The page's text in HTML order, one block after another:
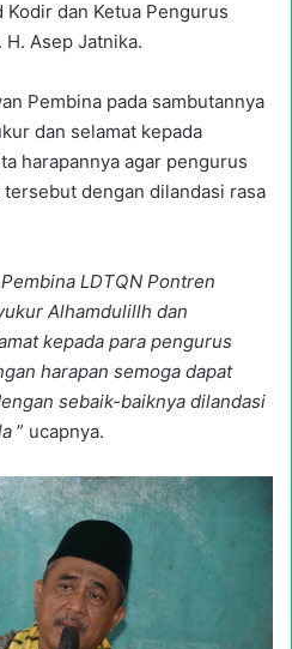
Kodir dan Ketua Pengurus
H. Asep Jatnika.
Pembina pada sambutannya
dan selamat kepada
harapannya agar pengurus
tersebut dengan dilandasi rasa
LDTQN Pontren
Alhamdulillh dan
kepada para pengurus
harapan semoga dapat
sebaik-baiknya dilandasi
” ucapnya.